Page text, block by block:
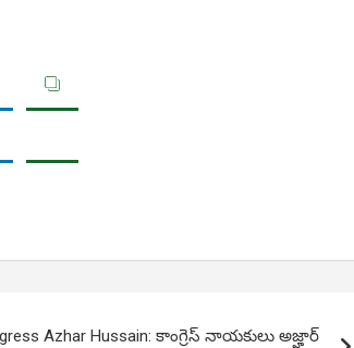
Azhar Hussain: కాంగ్రెస్ నాయకులు అజ్హార్